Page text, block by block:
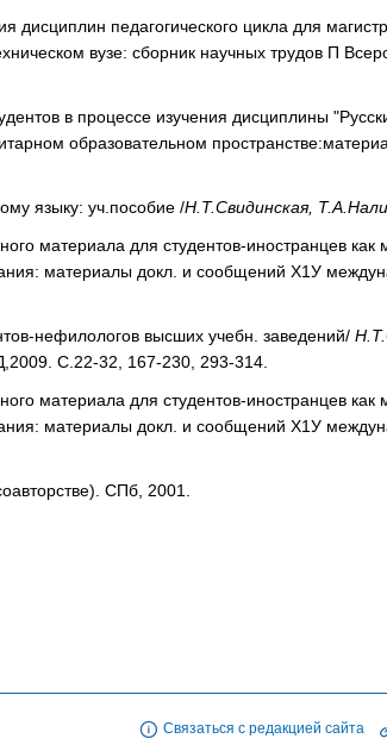
педагогического цикла для
вузе: сборник научных трудов П
в процессе изучения дисциплины
образовательном
языку: уч.пособие /Н.Т.Свидинская,
материала для студентов-иностранцев как
материалы докл. и сообщений Х1У
нефилологов высших учебн. заведений/
С.22-32, 167-230, 293-314.
материала для студентов-иностранцев как
материалы докл. и сообщений Х1У
СПб, 2001.
Связаться с редакцией сайта